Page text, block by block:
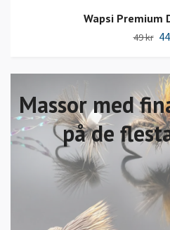
Massor med
på de
Wapsi Premium
49 kr